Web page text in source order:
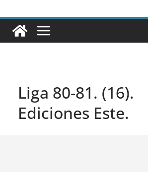
Liga 80-81. (16).
Ediciones Este.